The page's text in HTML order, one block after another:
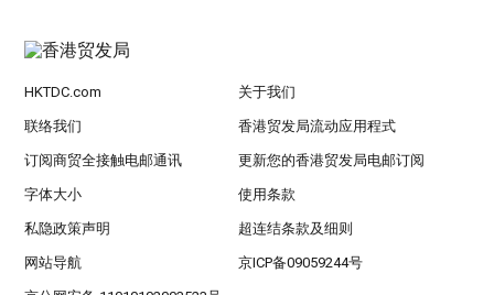
HKTDC.com 关于我们
联络我们 香港贸发局流动应用程式
订阅商贸全接触电邮通讯 更新您的香港贸发局电邮订阅
字体大小 使用条款
私隐政策声明 超连结条款及细则
网站导航 京ICP备09059244号